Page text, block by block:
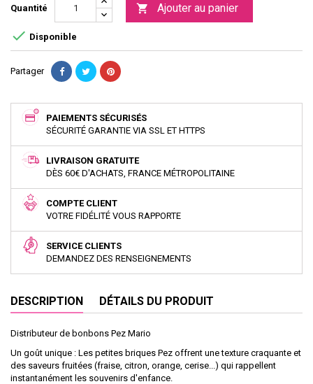
Quantité  Ajouter au panier
 Disponible
Partager
PAIEMENTS SÉCURISÉS
SÉCURITÉ GARANTIE VIA SSL ET HTTPS
LIVRAISON GRATUITE
DÈS 60€ D'ACHATS, FRANCE MÉTROPOLITAINE
COMPTE CLIENT
VOTRE FIDÉLITÉ VOUS RAPPORTE
SERVICE CLIENTS
DEMANDEZ DES RENSEIGNEMENTS
DESCRIPTION DÉTAILS DU PRODUIT
Distributeur de bonbons Pez Mario
Un goût unique : Les petites briques Pez offrent une texture craquante et
des saveurs fruitées (fraise, citron, orange, cerise...) qui rappellent
instantanément les souvenirs d'enfance.